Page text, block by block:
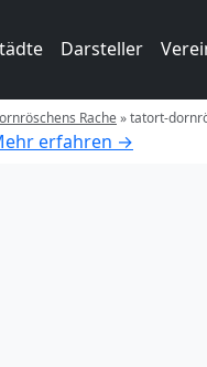
Darsteller
Rache»tatort-
erfahren →